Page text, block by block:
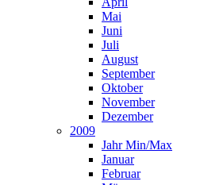
Mai
Juni
Juli
August
September
Oktober
November
Dezember
2009
Jahr Min/Max
Januar
Februar